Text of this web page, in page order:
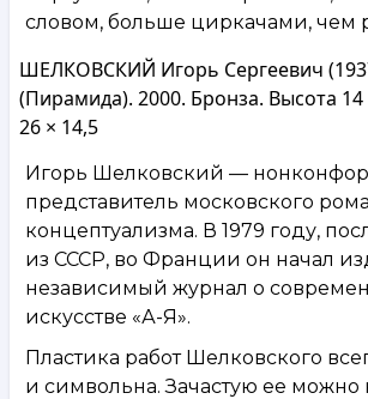
словом, больше циркачами, чем
ШЕЛКОВСКИЙ Игорь Сергеевич
(Пирамида). 2000. Бронза. Высота
26 × 14,5
Игорь Шелковский —
представитель московского
концептуализма. В 1979 году,
из СССР, во Франции он начал
независимый журнал о
искусстве «А-Я».
Пластика работ Шелковского
и символьна. Зачастую ее можно